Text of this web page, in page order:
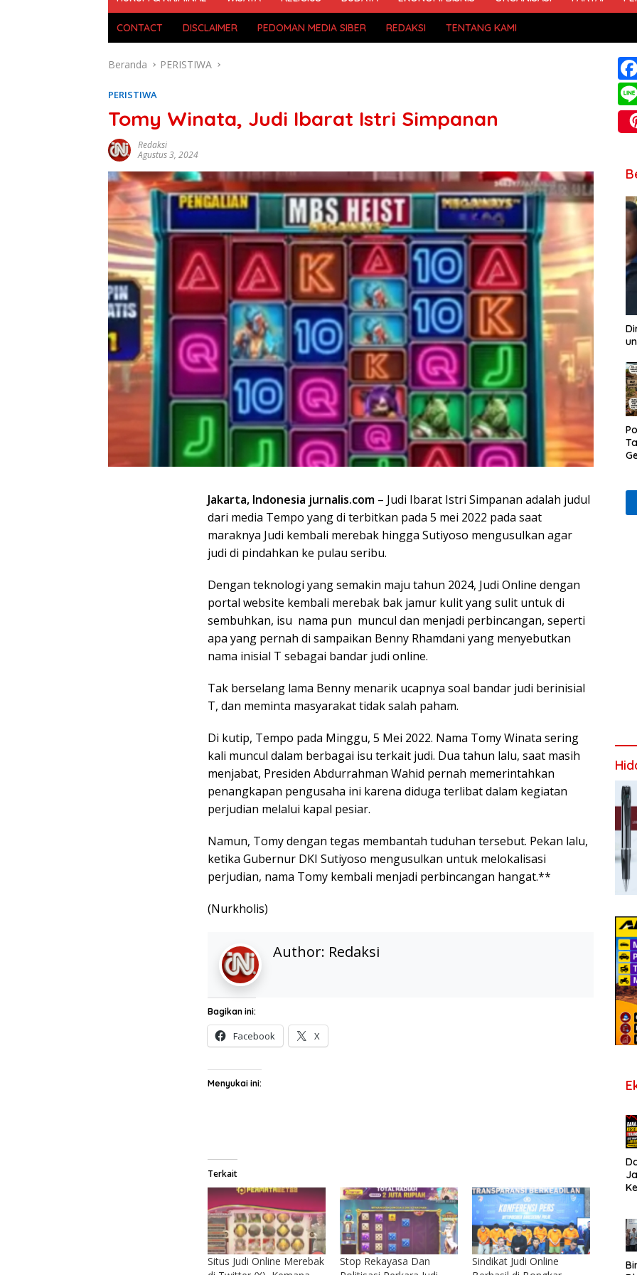
CONTACT DISCLAIMER PEDOMAN MEDIA SIBER REDAKSI TENTANG KAMI
Beranda PERISTIWA
PERISTIWA
Tomy Winata, Judi Ibarat Istri Simpanan
Redaksi
Agustus 3, 2024
Jakarta, Indonesia jurnalis.com – Judi Ibarat Istri Simpanan adalah judul
dari media Tempo yang di terbitkan pada 5 mei 2022 pada saat
maraknya Judi kembali merebak hingga Sutiyoso mengusulkan agar
judi di pindahkan ke pulau seribu.
Dengan teknologi yang semakin maju tahun 2024, Judi Online dengan
portal website kembali merebak bak jamur kulit yang sulit untuk di
sembuhkan, isu nama pun muncul dan menjadi perbincangan, seperti
apa yang pernah di sampaikan Benny Rhamdani yang menyebutkan
nama inisial T sebagai bandar judi online.
Tak berselang lama Benny menarik ucapnya soal bandar judi berinisial
T, dan meminta masyarakat tidak salah paham.
Di kutip, Tempo pada Minggu, 5 Mei 2022. Nama Tomy Winata sering
kali muncul dalam berbagai isu terkait judi. Dua tahun lalu, saat masih
menjabat, Presiden Abdurrahman Wahid pernah memerintahkan
penangkapan pengusaha ini karena diduga terlibat dalam kegiatan
perjudian melalui kapal pesiar.
Namun, Tomy dengan tegas membantah tuduhan tersebut. Pekan lalu,
ketika Gubernur DKI Sutiyoso mengusulkan untuk melokalisasi
perjudian, nama Tomy kembali menjadi perbincangan hangat.**
(Nurkholis)
Author: Redaksi
Bagikan ini:
Facebook X
Menyukai ini:
Terkait
Situs Judi Online Merebak
Stop Rekayasa Dan
Sindikat Judi Online